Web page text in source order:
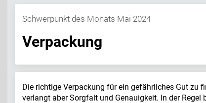
Schwerpunkt des Monats Mai 2024
Verpackung
Die richtige Verpackung für ein gefährliches Gut zu
verlangt aber Sorgfalt und Genauigkeit. In der